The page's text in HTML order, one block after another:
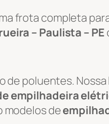
frota completa
– Paulista – PE
de poluentes. Nossa
empilhadeira
modelos de